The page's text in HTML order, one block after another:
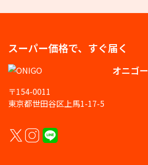
スーパー価格で、すぐ届く
オニゴー
〒154-0011
東京都世田谷区上馬1-17-5